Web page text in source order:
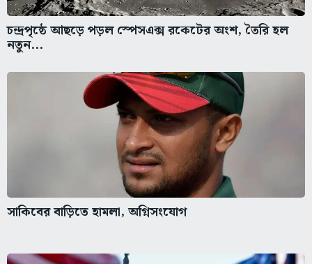
চন্দ্রপৃষ্ঠে আছড়ে পড়ল স্পেসএক্স রকেটের অংশ, তৈরি হল
নতুন...
সাকিবের বাড়িতে হামলা, অগ্নিসংযোগ